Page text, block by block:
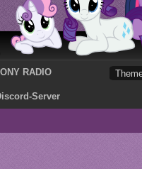
RADIO
Server